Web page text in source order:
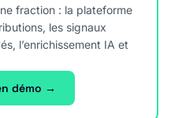
fraction : la plateforme
les signaux
l’enrichissement IA et
démo →